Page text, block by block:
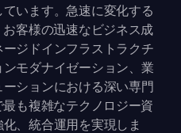
います。急速に変化する
客様の迅速なビジネス成
ジドインフラストラクチ
モダナイゼーション、業
ションにおける深い専門
も複雑なテクノロジー資
、統合運用を実現しま